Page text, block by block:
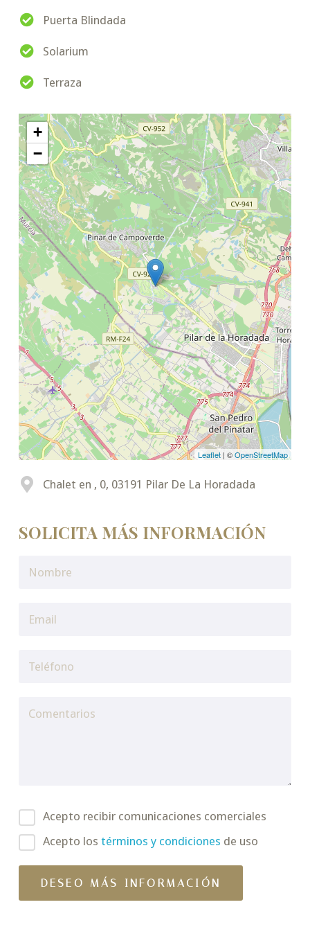
Puerta Blindada
Solarium
Terraza
+
−
Leaflet | ©OpenStreetMap
Chalet en , 0, 03191 Pilar De La Horadada
SOLICITA MÁS INFORMACIÓN
Acepto recibir comunicaciones comerciales
Acepto los términos y condiciones de uso